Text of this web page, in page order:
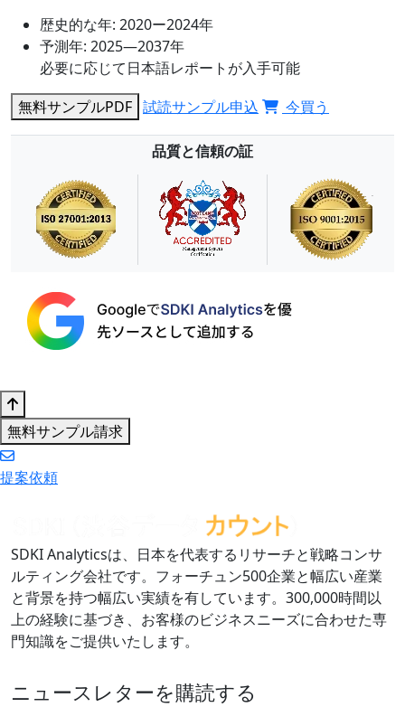
歴史的な年: 2020ー2024年
予測年: 2025―2037年
必要に応じて日本語レポートが入手可能
無料サンプルPDF 試読サンプル申込 今買う
品質と信頼の証
無料サンプル請求
提案依頼
SDKI Analyticsは、日本を代表するリサーチと戦略コンサ
ルティング会社です。フォーチュン500企業と幅広い産業
と背景を持つ幅広い実績を有しています。300,000時間以
上の経験に基づき、お客様のビジネスニーズに合わせた専
門知識をご提供いたします。
ニュースレターを購読する